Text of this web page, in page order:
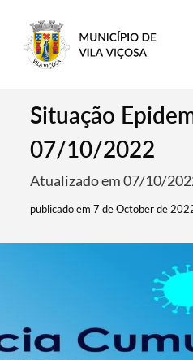
Situação
07/10/2022
Atualizado em 07/10/
publicado em 7 de October de